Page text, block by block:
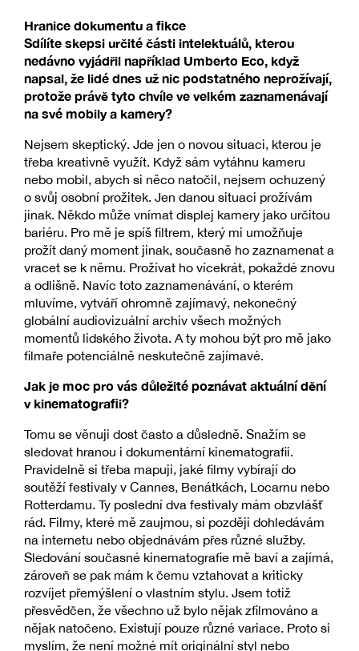
Hranice dokumentu a fikce
Sdílíte skepsi určité části intelektuálů, kterou
nedávno vyjádřil například Umberto Eco, když
napsal, že lidé dnes už nic podstatného neprožívají,
protože právě tyto chvíle ve velkém zaznamenávají
na své mobily a kamery?
Nejsem skeptický. Jde jen o novou situaci, kterou je
třeba kreativně využít. Když sám vytáhnu kameru
nebo mobil, abych si něco natočil, nejsem ochuzený
o svůj osobní prožitek. Jen danou situaci prožívám
jinak. Někdo může vnímat displej kamery jako určitou
bariéru. Pro mě je spíš filtrem, který mi umožňuje
prožít daný moment jinak, současně ho zaznamenat a
vracet se k němu. Prožívat ho vícekrát, pokaždé znovu
a odlišně. Navíc toto zaznamenávání, o kterém
mluvíme, vytváří ohromně zajímavý, nekonečný
globální audiovizuální archiv všech možných
momentů lidského života. A ty mohou být pro mě jako
filmaře potenciálně neskutečně zajímavé.
Jak je moc pro vás důležité poznávat aktuální dění
v kinematografii?
Tomu se věnuji dost často a důsledně. Snažím se
sledovat hranou i dokumentární kinematografii.
Pravidelně si třeba mapuji, jaké filmy vybírají do
soutěží festivaly v Cannes, Benátkách, Locarnu nebo
Rotterdamu. Ty poslední dva festivaly mám obzvlášť
rád. Filmy, které mě zaujmou, si později dohledávám
na internetu nebo objednávám přes různé služby.
Sledování současné kinematografie mě baví a zajímá,
zároveň se pak mám k čemu vztahovat a kriticky
rozvíjet přemýšlení o vlastním stylu. Jsem totiž
přesvědčen, že všechno už bylo nějak zfilmováno a
nějak natočeno. Existují pouze různé variace. Proto si
myslím, že není možné mít originální styl nebo